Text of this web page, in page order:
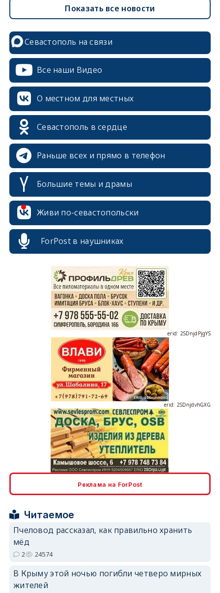
Показать все новости
Севастополь на связи
Все наши Видео
О местном для местных
Севастополь в сердце
Раньше всех и прямо в телефон
Большие темы и драмы
Живи по-севастопольски
ForPost в наушниках
erid: 2SDnjcrDNw6
erid: 2SDnjdvhGXG
erid: 2SDnjcLUypt
Реклама на ForPost
Читаемое
Пчеловод рассказал, как правильно хранить
мёд
2 24574
В Крыму этой ночью погибли четверо мирных
жителей